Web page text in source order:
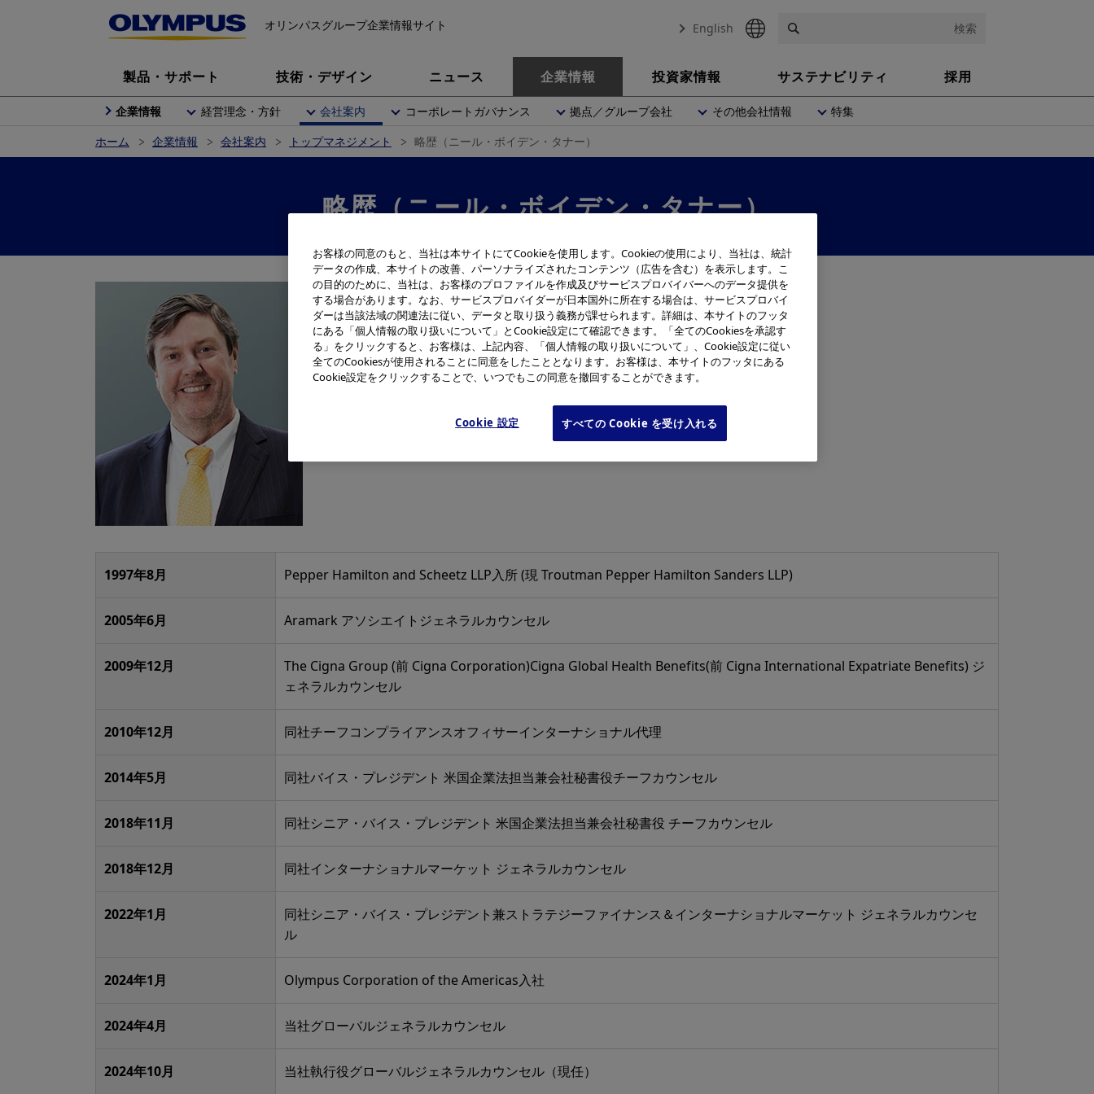
オリンパスグループ企業情報サイト English 検索
製品・サポート 技術・デザイン ニュース 企業情報 投資家情報 サステナビリティ 採用
企業情報 経営理念・方針 会社案内 コーポレートガバナンス 拠点／グループ会社 その他会社情報
特集
ホーム
企業情報 会社案内 トップマネジメント 略歴（ニール・ボイデン・タナー）
略歴（ニール・ボイデン・タナー）
執行役 グローバルジェネラルカウンセル（最高法務責任者）
ニール・ボイデン・タナー (Neil Boyden Tanner)
1971年5月22日生
1997年8月 Pepper Hamilton and Scheetz LLP入所 (現 Troutman Pepper Hamilton Sanders LLP)
2005年6月 Aramark アソシエイトジェネラルカウンセル
2009年12月
The Cigna Group (前 Cigna Corporation)Cigna Global Health Benefits(前 Cigna International Expatriate Benefits) ジ
ェネラルカウンセル
2010年12月 同社チーフコンプライアンスオフィサーインターナショナル代理
2014年5月 同社バイス・プレジデント 米国企業法担当兼会社秘書役チーフカウンセル
2018年11月 同社シニア・バイス・プレジデント 米国企業法担当兼会社秘書役 チーフカウンセル
2018年12月 同社インターナショナルマーケット ジェネラルカウンセル
2022年1月
同社シニア・バイス・プレジデント兼ストラテジーファイナンス＆インターナショナルマーケット ジェネラルカウンセ
ル
2024年1月 Olympus Corporation of the Americas入社
2024年4月 当社グローバルジェネラルカウンセル
2024年10月 当社執行役グローバルジェネラルカウンセル（現任）
お客様の同意のもと、当社は本サイトにてCookieを使用します。Cookieの使用により、当社は、統計
データの作成、本サイトの改善、パーソナライズされたコンテンツ（広告を含む）を表示します。こ
の目的のために、当社は、お客様のプロファイルを作成及びサービスプロバイバーへのデータ提供を
する場合があります。なお、サービスプロバイダーが日本国外に所在する場合は、サービスプロバイ
ダーは当該法域の関連法に従い、データと取り扱う義務が課せられます。詳細は、本サイトのフッタ
にある「個人情報の取り扱いについて」とCookie設定にて確認できます。「全てのCookiesを承認す
る」をクリックすると、お客様は、上記内容、「個人情報の取り扱いについて」、Cookie設定に従い
全てのCookiesが使用されることに同意をしたこととなります。お客様は、本サイトのフッタにある
Cookie設定をクリックすることで、いつでもこの同意を撤回することができます。
Cookie 設定 すべての Cookie を受け入れる